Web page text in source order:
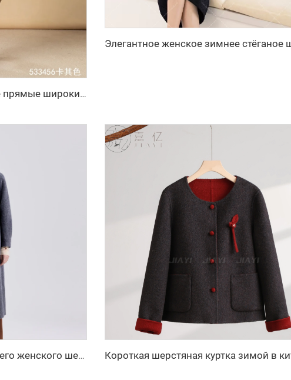
Новые женские свободные прямые широкие брюки с застежкой-молнией, повседневные анти-морщинные длинные брюки для зимы
Новые модели двустороннего женского шерстяного кашемирового тренч-кота с пуговицами